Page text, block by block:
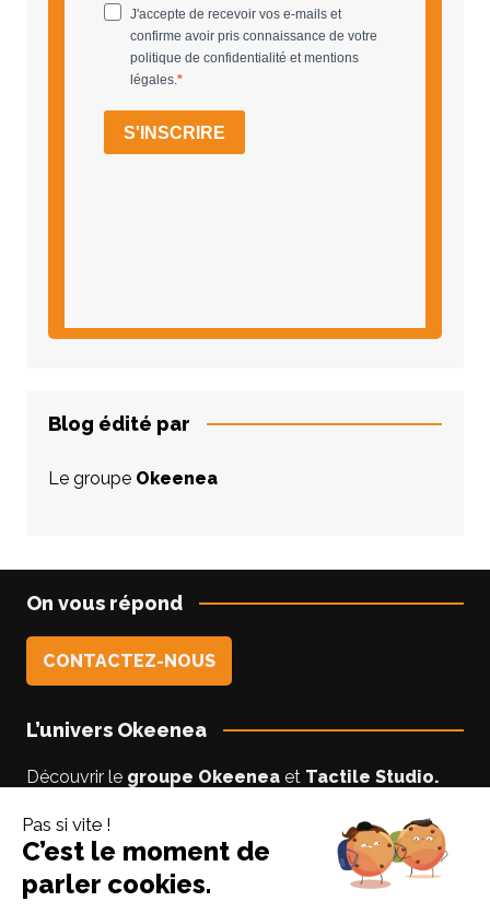
Blog édité par
Le groupe Okeenea
On vous répond
CONTACTEZ-NOUS
L’univers Okeenea
Découvrir le groupe Okeeneaet Tactile Studio.
Vous êtes un usager non-voyant ou malyoyant ?
Suivez le blogAccessibilite-DV
par Lise notre
experte accessibilité.